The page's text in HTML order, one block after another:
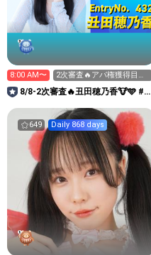
8:00 AM〜
2次審査🔥アバ権獲得目指
したい！9:00まで
8/8-2次審査🔥丑田穂乃香🐮🩵 #ミ
649 Daily 868 days